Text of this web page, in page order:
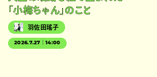
「小梅ちゃん」のこと
羽佐田瑤子
2026.7.27｜14:00